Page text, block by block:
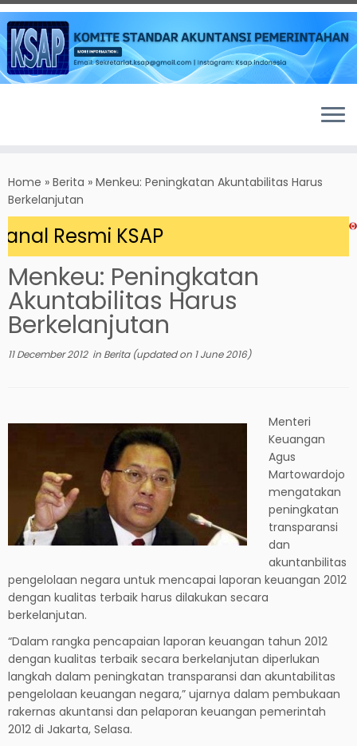
to
content
Home » Berita » Menkeu: Peningkatan Akuntabilitas Harus
Berkelanjutan
Resmi KSAP
Menkeu: Peningkatan
Akuntabilitas Harus
Berkelanjutan
11 December 2012in Berita (updated on 1 June 2016)
Menteri
Keuangan
Agus
Martowardojo
mengatakan
peningkatan
transparansi
dan
akuntanbilitas
pengelolaan negara untuk mencapai laporan keuangan 2012
dengan kualitas terbaik harus dilakukan secara
berkelanjutan.
“Dalam rangka pencapaian laporan keuangan tahun 2012
dengan kualitas terbaik secara berkelanjutan diperlukan
langkah dalam peningkatan transparansi dan akuntabilitas
pengelolaan keuangan negara,” ujarnya dalam pembukaan
rakernas akuntansi dan pelaporan keuangan pemerintah
2012 di Jakarta, Selasa.